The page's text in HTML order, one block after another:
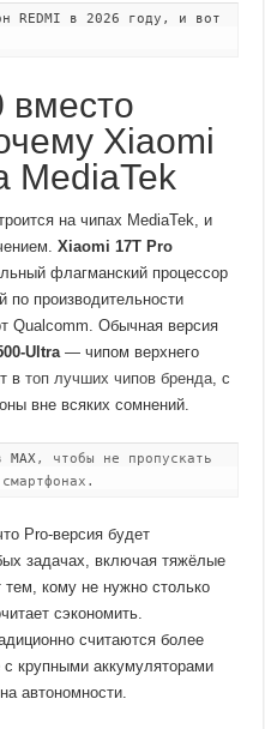
REDMI в 2026 году, и вот
вместо
Xiaomi
MediaTek
на чипах MediaTek, и
Xiaomi 17T Pro
флагманский процессор
по производительности
Qualcomm. Обычная версия
Ultra — чипом верхнего
втоп лучших чипов бренда , с
вне всяких сомнений.
, чтобы не пропускать
Pro-версия будет
задачах, включая тяжёлые
кому не нужно столько
сэкономить.
считаются более
крупными аккумуляторами
автономности.